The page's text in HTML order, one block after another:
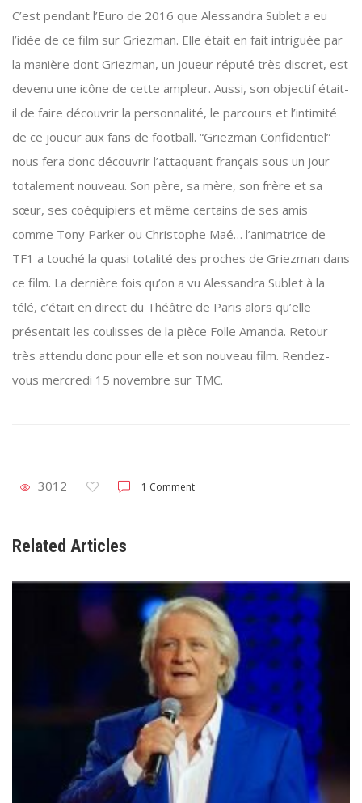
C’est pendant l’Euro de 2016 que Alessandra Sublet a eu
l’idée de ce film sur Griezman. Elle était en fait intriguée par
la manière dont Griezman, un joueur réputé très discret, est
devenu une icône de cette ampleur. Aussi, son objectif était-
il de faire découvrir la personnalité, le parcours et l’intimité
de ce joueur aux fans de football. “Griezman Confidentiel”
nous fera donc découvrir l’attaquant français sous un jour
totalement nouveau. Son père, sa mère, son frère et sa
sœur, ses coéquipiers et même certains de ses amis
comme Tony Parker ou Christophe Maé… l’animatrice de
TF1 a touché la quasi totalité des proches de Griezman dans
ce film. La dernière fois qu’on a vu Alessandra Sublet à la
télé, c’était en direct du Théâtre de Paris alors qu’elle
présentait les coulisses de la pièce Folle Amanda. Retour
très attendu donc pour elle et son nouveau film. Rendez-
vous mercredi 15 novembre sur TMC.
3012 1 Comment
Related Articles